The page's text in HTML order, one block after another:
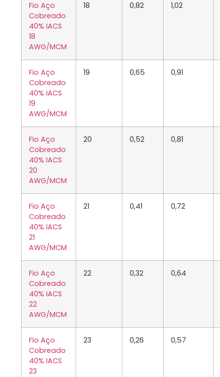
Fio Aço
Cobreado
40% IACS
18
AWG/MCM
18 0,82 1,02
Fio Aço
Cobreado
40% IACS
19
AWG/MCM
19 0,65 0,91
Fio Aço
Cobreado
40% IACS
20
AWG/MCM
20 0,52 0,81
Fio Aço
Cobreado
40% IACS
21
AWG/MCM
21 0,41 0,72
Fio Aço
Cobreado
40% IACS
22
AWG/MCM
22 0,32 0,64
Fio Aço
Cobreado
40% IACS
23
23 0,26 0,57